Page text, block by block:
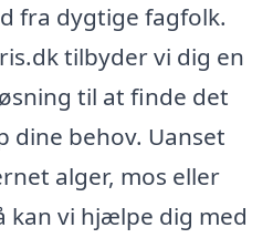
fra dygtige fagfolk.
tilbyder vi dig en
til at finde det
behov. Uanset
alger, mos eller
kan vi hjælpe dig med